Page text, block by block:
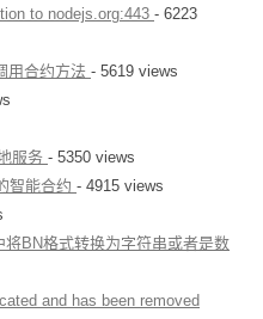
to nodejs.org:443 - 6223
用合约方法 - 5619 views
服务 - 5350 views
智能合约 - 4915 views
BN格式转换为字符串或者是数
and has been removed